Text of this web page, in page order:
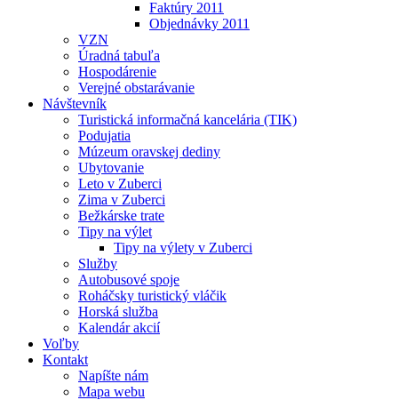
Faktúry 2011
Objednávky 2011
VZN
Úradná tabuľa
Hospodárenie
Verejné obstarávanie
Návštevník
Turistická informačná kancelária (TIK)
Podujatia
Múzeum oravskej dediny
Ubytovanie
Leto v Zuberci
Zima v Zuberci
Bežkárske trate
Tipy na výlet
Tipy na výlety v Zuberci
Služby
Autobusové spoje
Roháčsky turistický vláčik
Horská služba
Kalendár akcií
Voľby
Kontakt
Napíšte nám
Mapa webu